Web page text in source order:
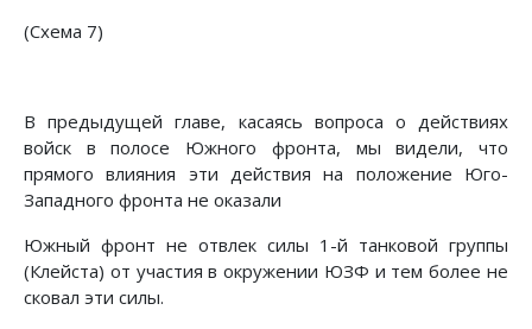
(Схема 7)
В предыдущей главе, касаясь вопроса о действиях
войск в полосе Южного фронта, мы видели, что
прямого влияния эти действия на положение Юго-
Западного фронта не ока­зали
Южный фронт не отвлек силы 1-й танковой группы
(Клейста) от участия в окружении ЮЗФ и тем более не
сковал эти силы.